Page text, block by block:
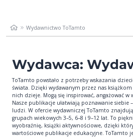
Wydawnictwo ToTamto
Wydawca:
ToTamto powstało z potrzeby wskazania
świata. Dzięki wydawanym przez nas
nich dzieje. Mogą się inspirować, angażować
Nasze publikacje ułatwiają poznawanie
ludzi. W ofercie wydawniczej ToTamto
grupach wiekowych 3–5, 6–8 i 9–12 lat. To
wyobraźnię, książki aktywnościowe, dzięki
wartościowe publikacje edukacyjne. ToTamto